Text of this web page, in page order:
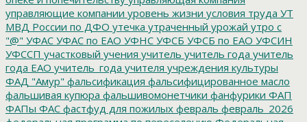
управляющие компании уровень жизни условия труда УТ
МВД России по ДФО утечка утраченный урожай утро с
"@" УФАС УФАС по ЕАО УФНС УФСБ УФСБ по ЕАО УФСИН
УФССП участковый учения учитель учитель года учитель
года ЕАО учитель_года учителя учреждения культуры
ФАД "Амур" фальсификация фальсифицированное масло
фальшивая купюра фальшивомонетчики фанфурики ФАП
ФАПы ФАС фастфуд для пожилых февраль февраль_2026